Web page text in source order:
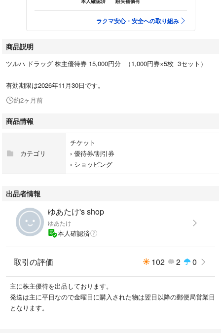
ラクマ安心・安全への取り組み
商品説明
ツルハ ドラッグ 株主優待券 15,000円分 （1,000円券×5枚 3セット）
有効期限は2026年11月30日です。
約2ヶ月前
商品情報
カテゴリ
チケット
› 優待券/割引券
› ショッピング
出品者情報
ゆあたけ's shop
ゆあたけ
本人確認済
取引の評価 102 2 0
主に株主優待を出品しております。
発送は主に平日なので金曜日に購入された物は翌日以降の郵便局営業日
となります。